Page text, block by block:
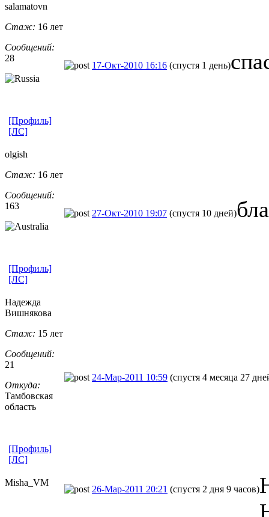
salamatovn
Стаж: 16 лет
Сообщений:
28
17-Окт-2010 16:16 (спустя 1 день)
[Профиль]
[ЛС]
olgish
Стаж: 16 лет
Сообщений:
163
27-Окт-2010 19:07 (спустя 10 дней)
[Профиль]
[ЛС]
Надежда
Вишнякова
Стаж: 15 лет
Сообщений:
21
Откуда:
Тамбовская
область
24-Мар-2011 10:59 (спустя 4 месяца 27
[Профиль]
[ЛС]
Misha_VM
26-Мар-2011 20:21 (спустя 2 дня 9 часов)